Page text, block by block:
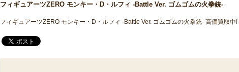
フィギュアーツZERO モンキー・D・ルフィ -Battle Ver. ゴムゴムの火拳銃-
フィギュアーツZERO モンキー・D・ルフィ -Battle Ver. ゴムゴムの火拳銃- 高価買取中!